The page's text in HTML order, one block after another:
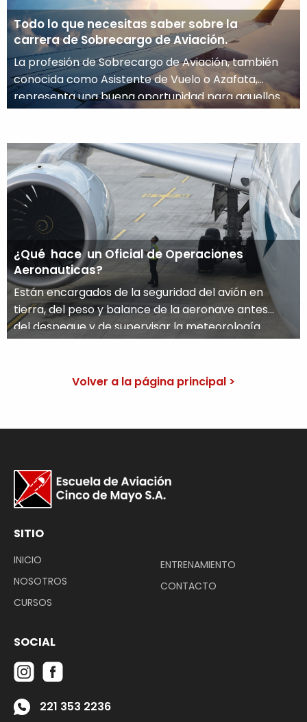
Todo lo que necesitas saber sobre la
carrera de Sobrecargo de Aviación.
La profesión de Sobrecargo de Aviación, también
conocida como Asistente de Vuelo o Azafata,
representa una buena oportunidad para aquellos
que disfrutan de la atención a los demás y viajar
capturado la atención de muchos jóvenes en
busca de una trayectoria emocionante y
gratificante. En este artículo, […]
¿Qué hace un Oficial de Operaciones
Aeronauticas?
Están encargados de la seguridad del avión en
tierra, del peso y balance de la aeronave antes
del despegue y de supervisar la meteorología
para tener un despegue seguro. Un Oficial de
la eficiencia y seguridad de las operaciones en un
Volver a la página principal >
SITIO
INICIO
NOSOTROS
CURSOS
ENTRENAMIENTO
CONTACTO
SOCIAL
‭221 353 2236